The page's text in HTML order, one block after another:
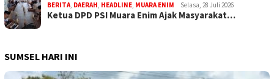
BERITA, DAERAH, HEADLINE, MUARA ENIM Selasa, 28 Juli 2026
Ketua DPD PSI Muara Enim Ajak Masyarakat…
SUMSEL HARI INI